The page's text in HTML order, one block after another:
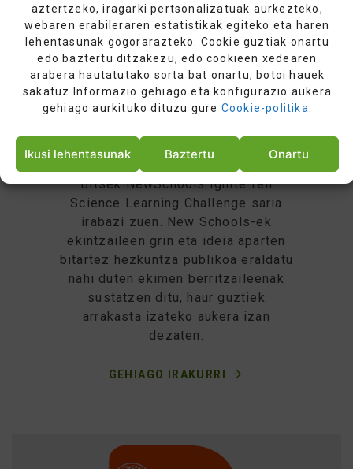
aztertzeko, iragarki pertsonalizatuak aurkezteko,
webaren erabileraren estatistikak egiteko eta haren
lehentasunak gogorarazteko. Cookie guztiak onartu
edo baztertu ditzakezu, edo cookieen xedearen
arabera hautatutako sorta bat onartu, botoi hauek
sakatuz.Informazio gehiago eta konfigurazio aukera
gehiago aurkituko dituzu gure Cookie-politika
Onartu
Baztertu
Ikusi lehentasunak
2015EKO URRIAREN 21A.
Science
Bitsek NewSchools Ignite-ren
Science Learning Challenge saria
irabazi zuen. New Schools-ek
ekintzaileen grin eta ideia aparten
bitartez hezkuntza publikoa eraldatu
nahi duten ekimen berritzaileenak
sustatzen ditu, haur guztiek
arrakasta izateko aukera izan
dezaten.
GEHIAGO IRAKURRI